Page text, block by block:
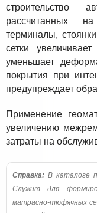
строительство
рассчитанных
терминалы,
сетки
уменьшает
покрытия при
предупреждает
Применение
увеличению
затраты на
Справка: В каталоге
Служит для
матрасно-тюфячных